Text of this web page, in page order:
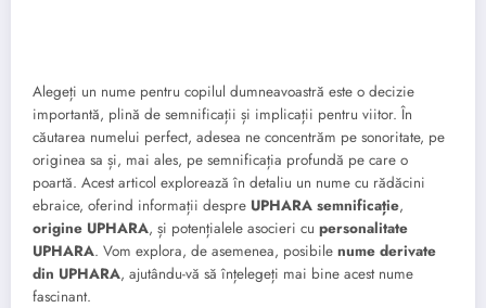
Alegeți un nume pentru copilul dumneavoastră este o decizie
importantă, plină de semnificații și implicații pentru viitor. În
căutarea numelui perfect, adesea ne concentrăm pe sonoritate, pe
originea sa și, mai ales, pe semnificația profundă pe care o
poartă. Acest articol explorează în detaliu un nume cu rădăcini
ebraice, oferind informații despre UPHARA semnificație,
origine UPHARA, și potențialele asocieri cu personalitate
UPHARA. Vom explora, de asemenea, posibile nume derivate
din UPHARA, ajutându-vă să înțelegeți mai bine acest nume
fascinant.